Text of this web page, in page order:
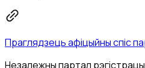
Праглядзець афіцыйны спіс
Незалежны партал